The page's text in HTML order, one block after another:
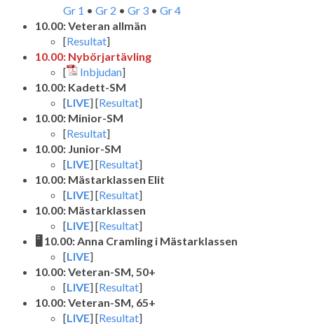
Gr 1 • Gr 2 • Gr 3 • Gr 4
10.00: Veteran allmän
[Resultat]
10.00: Nybörjartävling
[
Inbjudan]
10.00: Kadett-SM
[LIVE] [Resultat]
10.00: Minior-SM
[Resultat]
10.00: Junior-SM
[LIVE] [Resultat]
10.00: Mästarklassen Elit
[LIVE] [Resultat]
10.00: Mästarklassen
[LIVE] [Resultat]
🖥️ 10.00: Anna Cramling i Mästarklassen
[LIVE]
10.00: Veteran-SM, 50+
[LIVE] [Resultat]
10.00: Veteran-SM, 65+
[LIVE] [Resultat]